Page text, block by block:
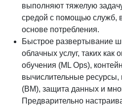
выполняют тяжелую
средой с помощью служб,
основе потребления.
Быстрое развертывание
облачных услуг, таких
обучения (ML Ops),
вычислительные
(ВМ), защита данных и
Предварительно